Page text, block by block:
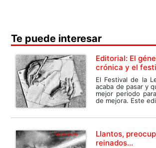
Te puede interesar
Editorial: El
crónica y el
El Festival de la
acaba de pasar y
mejor periodo
de mejora. Este
Llantos,
reinados…